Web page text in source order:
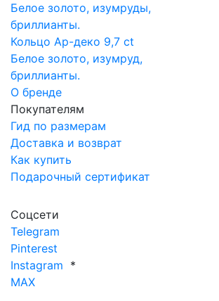
Белое золото, изумруды,
бриллианты.
Кольцо Ар-деко 9,7 ct
Белое золото, изумруд,
бриллианты.
О бренде
Покупателям
Гид по размерам
Доставка и возврат
Как купить
Подарочный сертификат
Соцсети
Telegram
Pinterest
Instagram *
MAX